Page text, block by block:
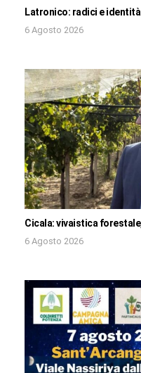
Latronico: radici e
6 Agosto 2026
Cicala: vivaistica
6 Agosto 2026